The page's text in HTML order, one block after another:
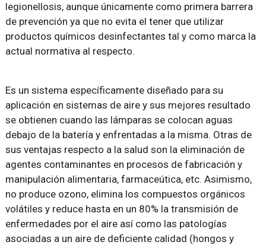
legionellosis, aunque únicamente como primera barrera
de prevención ya que no evita el tener que utilizar
productos químicos desinfectantes tal y como marca la
actual normativa al respecto.
Es un sistema específicamente diseñado para su
aplicación en sistemas de aire y sus mejores resultado
se obtienen cuando las lámparas se colocan aguas
debajo de la batería y enfrentadas a la misma. Otras de
sus ventajas respecto a la salud son la eliminación de
agentes contaminantes en procesos de fabricación y
manipulación alimentaria, farmaceútica, etc. Asimismo,
no produce ozono, elimina los compuestos orgánicos
volátiles y reduce hasta en un 80% la transmisión de
enfermedades por el aire así como las patologías
asociadas a un aire de deficiente calidad (hongos y